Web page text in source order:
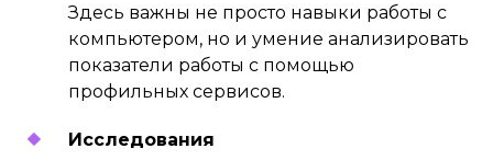
Здесь важны не просто навыки работы с
компьютером, но и умение анализировать
показатели работы с помощью
профильных сервисов.
Исследования
Для регулярных публикаций
специалист всегда заранее
выстроенная последовательность